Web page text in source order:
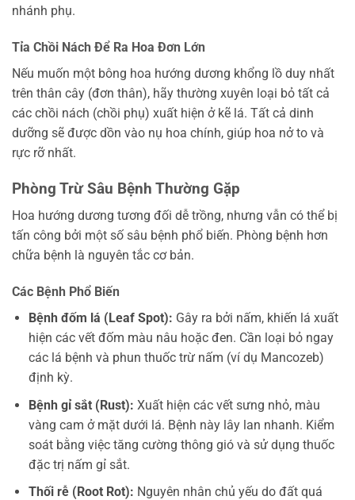
nhánh phụ.
Tỉa Chồi Nách Để Ra Hoa Đơn Lớn
Nếu muốn một bông hoa hướng dương khổng lồ duy nhất
trên thân cây (đơn thân), hãy thường xuyên loại bỏ tất cả
các chồi nách (chồi phụ) xuất hiện ở kẽ lá. Tất cả dinh
dưỡng sẽ được dồn vào nụ hoa chính, giúp hoa nở to và
rực rỡ nhất.
Phòng Trừ Sâu Bệnh Thường Gặp
Hoa hướng dương tương đối dễ trồng, nhưng vẫn có thể bị
tấn công bởi một số sâu bệnh phổ biến. Phòng bệnh hơn
chữa bệnh là nguyên tắc cơ bản.
Các Bệnh Phổ Biến
Bệnh đốm lá (Leaf Spot): Gây ra bởi nấm, khiến lá xuất
hiện các vết đốm màu nâu hoặc đen. Cần loại bỏ ngay
các lá bệnh và phun thuốc trừ nấm (ví dụ Mancozeb)
định kỳ.
Bệnh gỉ sắt (Rust): Xuất hiện các vết sưng nhỏ, màu
vàng cam ở mặt dưới lá. Bệnh này lây lan nhanh. Kiểm
soát bằng việc tăng cường thông gió và sử dụng thuốc
đặc trị nấm gỉ sắt.
Thối rễ (Root Rot): Nguyên nhân chủ yếu do đất quá